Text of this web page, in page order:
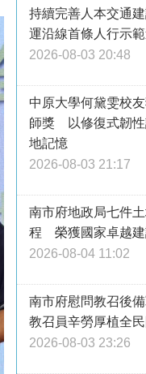
持續完善人本交通
運沿線首條人行示
2026-08-03 20:48
中原大學何黛雯校
師獎 以修復式韌性
地記憶
2026-08-03 21:17
南市府地政局七件
程 榮獲國家卓越
2026-08-04 11:02
南市府慰問教召後
教召員辛勞厚植全
2026-08-03 23:26